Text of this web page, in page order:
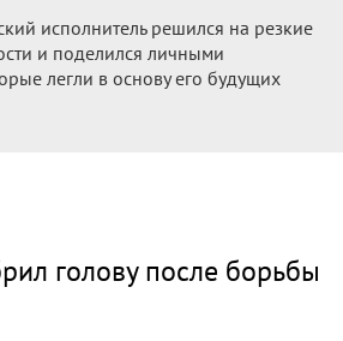
исполнитель решился на резкие
и поделился личными
легли в основу его будущих
голову после борьбы